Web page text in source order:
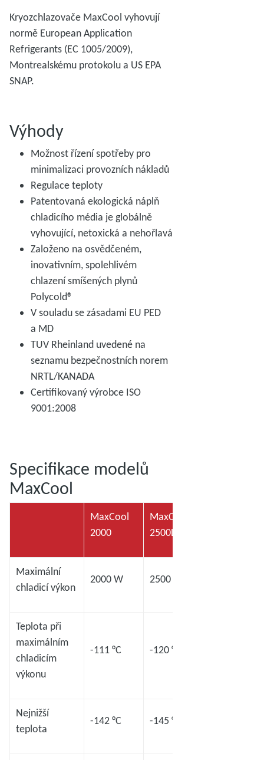
Kryozchlazovače MaxCool vyhovují
normě European Application
Refrigerants (EC 1005/2009),
Montrealskému protokolu a US EPA
SNAP.
Výhody
Možnost řízení spotřeby pro
minimalizaci provozních nákladů
Regulace teploty
Patentovaná ekologická náplň
chladicího média je globálně
vyhovující, netoxická a nehořlavá
Založeno na osvědčeném,
inovativním, spolehlivém
chlazení smíšených plynů
Polycold®
V souladu se zásadami EU PED
a MD
TUV Rheinland uvedené na
seznamu bezpečnostních norem
NRTL/KANADA
Certifikovaný výrobce ISO
9001:2008
Specifikace modelů
MaxCool
MaxCool
2000
MaxCool
2500L
Maximální
chladicí výkon
2000 W 2500 W
Teplota při
maximálním
chladicím
výkonu
-111 °C -120 °C
Nejnižší
teplota
-142 °C -145 °C